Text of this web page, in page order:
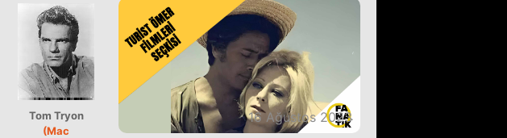
Tom Tryon
(Mac
16 Ağustos 2023